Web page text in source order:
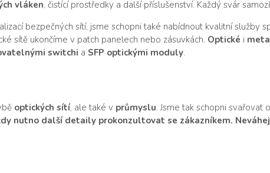
vláken, čistící prostředky a další příslušenství. Každý svár
bezpečných sítí, jsme schopni také nabídnout kvalitní služby
sítě ukončíme v patch panelech nebo zásuvkách. Optické i
switchi a SFP optickými moduly.
optických sítí, ale také v průmyslu. Jsme tak schopni svařovat
nutno další detaily prokonzultovat se zákazníkem.